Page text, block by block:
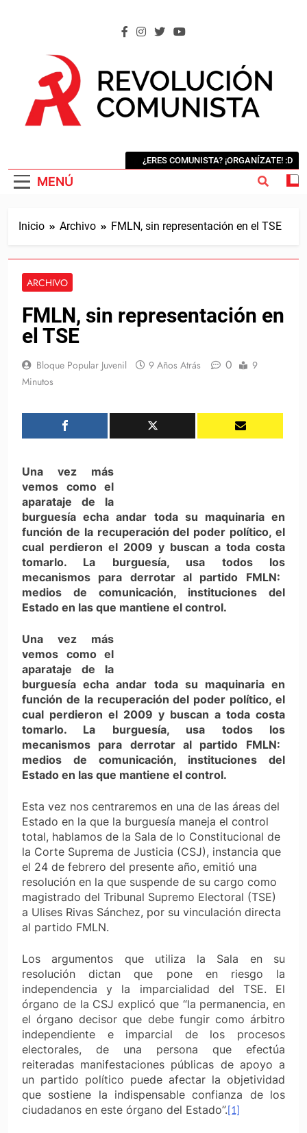
MENÚ
¿ERES COMUNISTA? ¡ORGANÍZATE! :D
Inicio Archivo FMLN, sin representación en el TSE
ARCHIVO
FMLN, sin representación en
el TSE
Bloque Popular Juvenil 9 Años Atrás 0
9
Minutos
Una vez más
vemos como el
aparataje de la
burguesía echa andar toda su maquinaria en
función de la recuperación del poder político, el
cual perdieron el 2009 y buscan a toda costa
tomarlo. La burguesía, usa todos los
mecanismos para derrotar al partido FMLN:
medios de comunicación, instituciones del
Estado en las que mantiene el control.
Una vez más
vemos como el
aparataje de la
burguesía echa andar toda su maquinaria en
función de la recuperación del poder político, el
cual perdieron el 2009 y buscan a toda costa
tomarlo. La burguesía, usa todos los
mecanismos para derrotar al partido FMLN:
medios de comunicación, instituciones del
Estado en las que mantiene el control.
Esta vez nos centraremos en una de las áreas del
Estado en la que la burguesía maneja el control
total, hablamos de la Sala de lo Constitucional de
la Corte Suprema de Justicia (CSJ), instancia que
el 24 de febrero del presente año, emitió una
resolución en la que suspende de su cargo como
magistrado del Tribunal Supremo Electoral (TSE)
a Ulises Rivas Sánchez, por su vinculación directa
al partido FMLN.
Los argumentos que utiliza la Sala en su
resolución dictan que pone en riesgo la
independencia y la imparcialidad del TSE. El
órgano de la CSJ explicó que “la permanencia, en
el órgano decisor que debe fungir como árbitro
independiente e imparcial de los procesos
electorales, de una persona que efectúa
reiteradas manifestaciones públicas de apoyo a
un partido político puede afectar la objetividad
que sostiene la indispensable confianza de los
ciudadanos en este órgano del Estado”. [1]